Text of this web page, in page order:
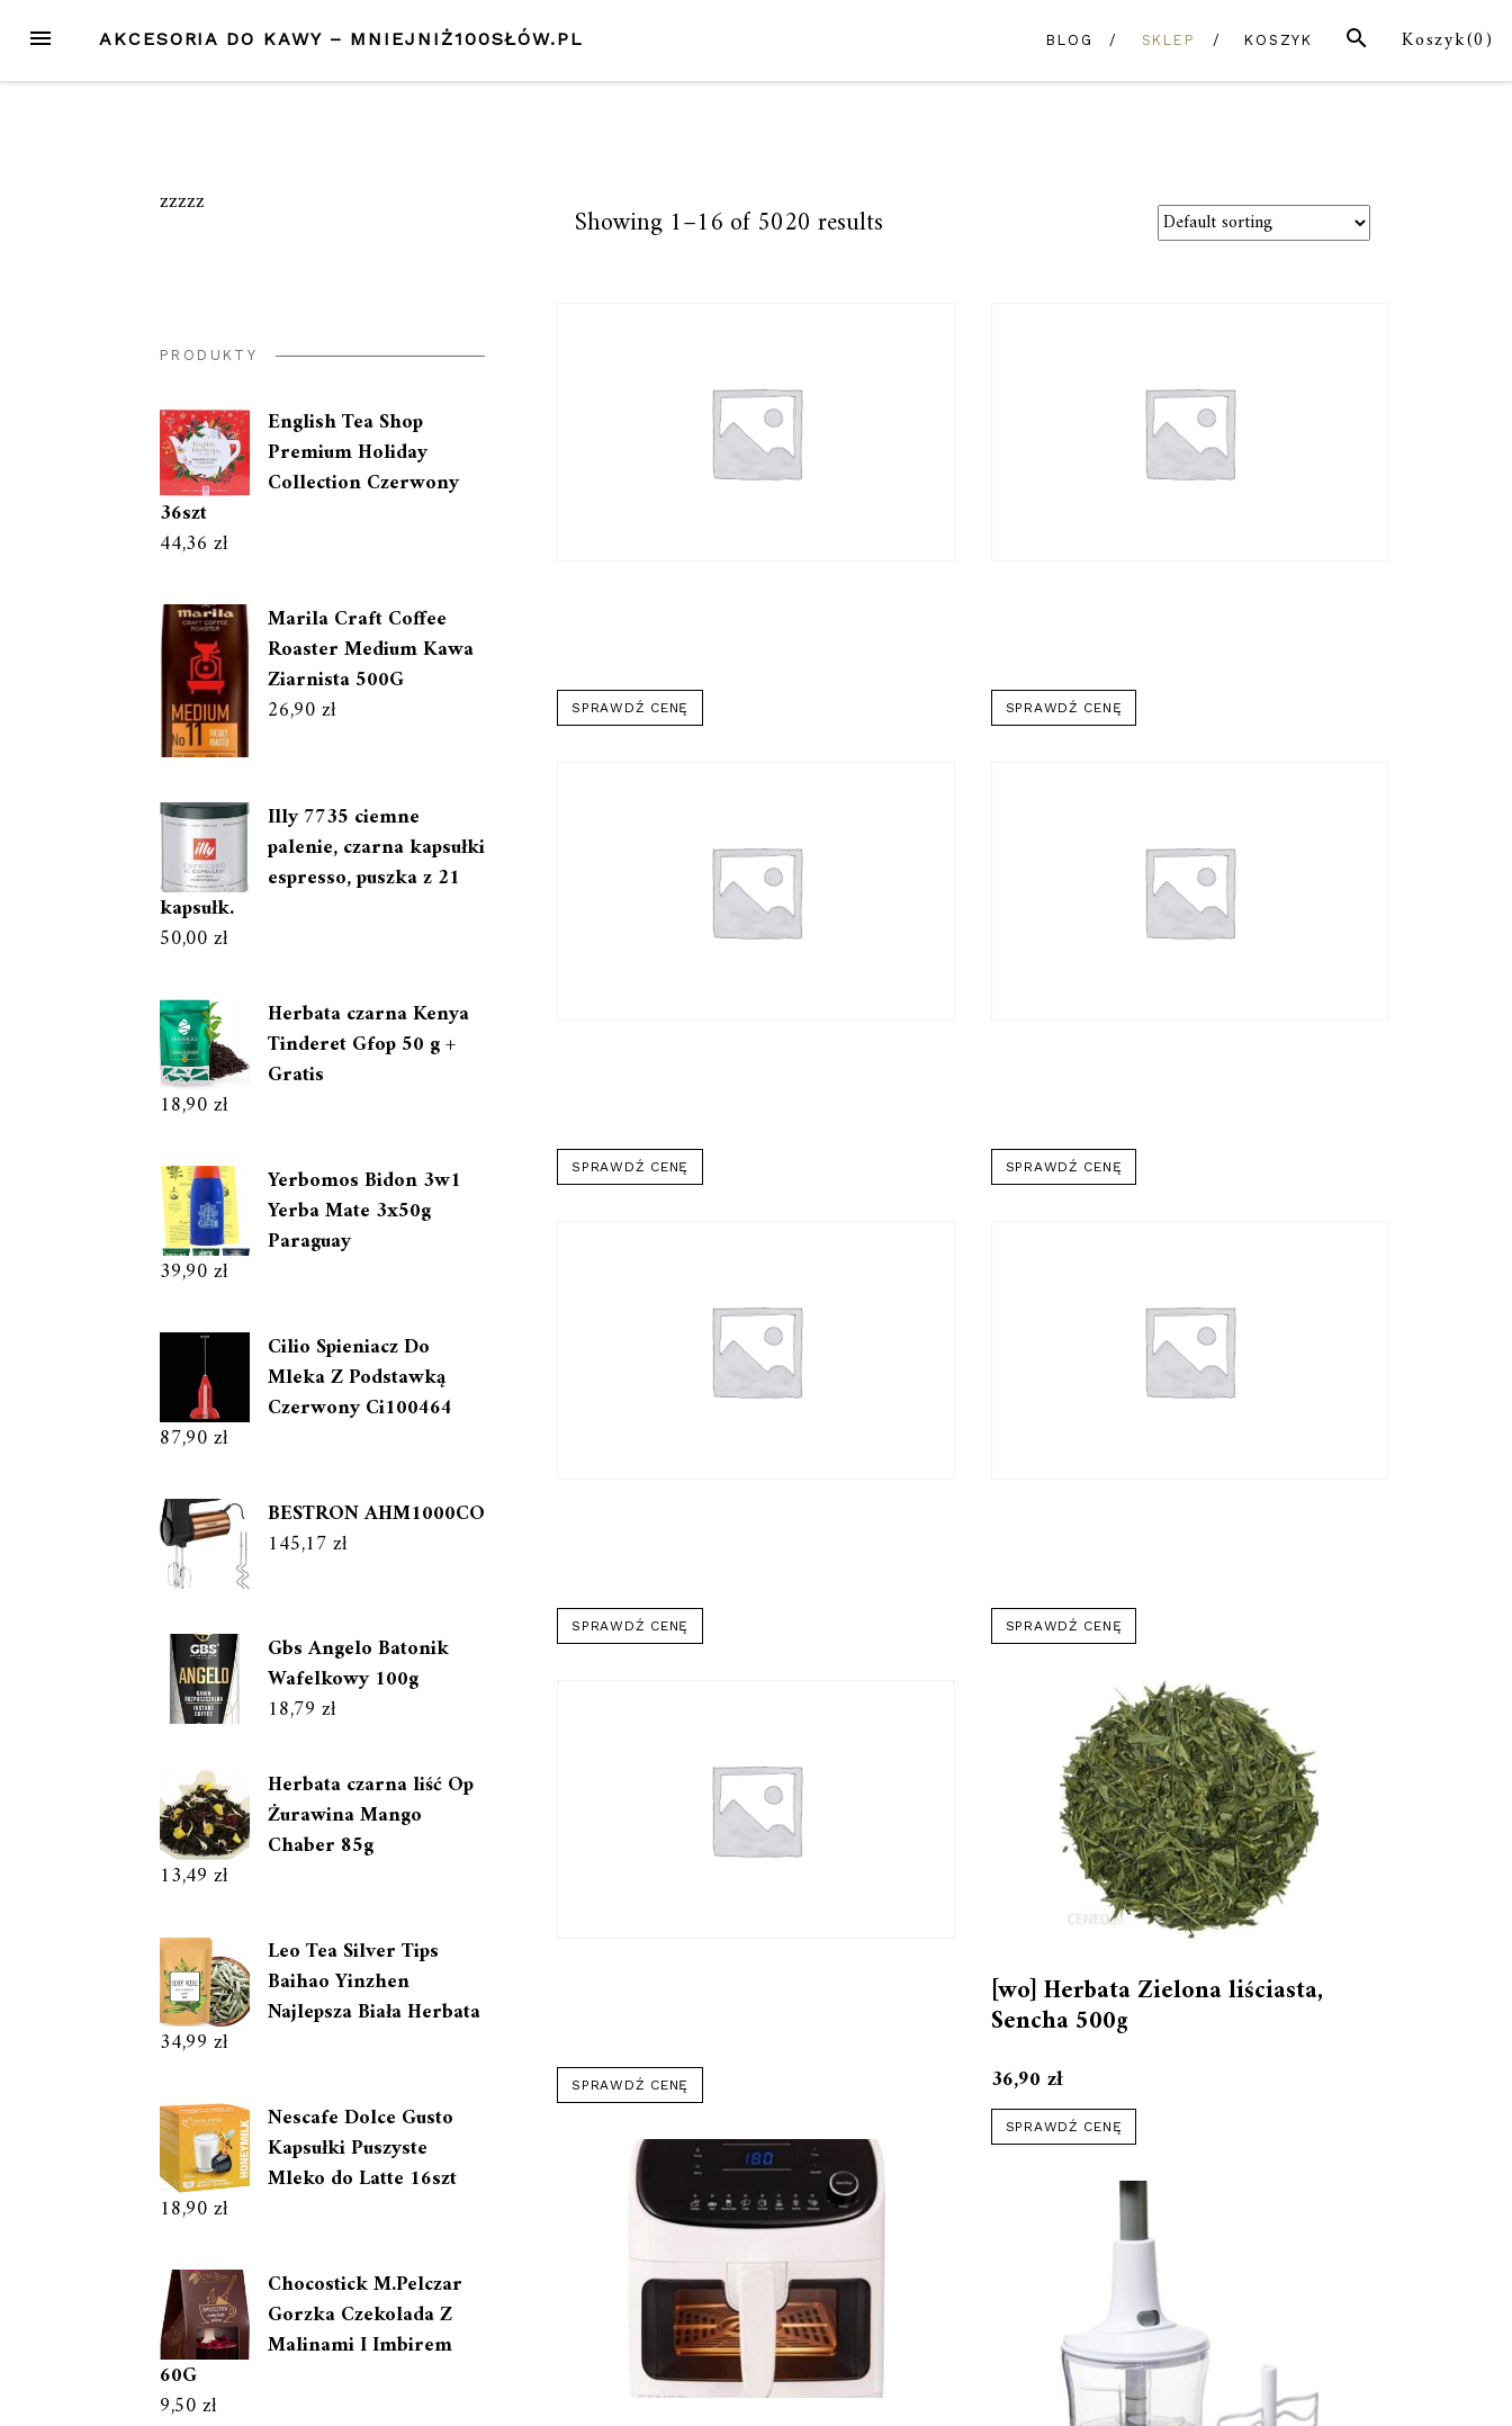
treści
MENU Koszyk(0)
SZUKAJ
AKCESORIA DO KAWY – MNIEJNIŻ100SŁÓW.PL BLOG SKLEP KOSZYK
Showing 1–16 of 5020 results
SPRAWDŹ CENĘ SPRAWDŹ CENĘ
SPRAWDŹ CENĘ SPRAWDŹ CENĘ
SPRAWDŹ CENĘ SPRAWDŹ CENĘ
SPRAWDŹ CENĘ
[wo] Herbata Zielona liściasta,
Sencha 500g
36,90 zł
SPRAWDŹ CENĘ
zzzzz
PRODUKTY
English Tea Shop
Premium Holiday
Collection Czerwony
36szt
44,36 zł
Marila Craft Coffee
Roaster Medium Kawa
Ziarnista 500G
26,90zł
Illy 7735 ciemne
palenie, czarna kapsułki
espresso, puszka z 21
kapsułk.
50,00zł
Herbata czarna Kenya
Tinderet Gfop 50 g +
Gratis
18,90zł
Yerbomos Bidon 3w1
Yerba Mate 3x50g
Paraguay
39,90zł
Cilio Spieniacz Do
Mleka Z Podstawką
Czerwony Ci100464
87,90zł
BESTRON AHM1000CO
145,17zł
Gbs Angelo Batonik
Wafelkowy 100g
18,79 zł
Herbata czarna liść Op
Żurawina Mango
Chaber 85g
13,49 zł
Leo Tea Silver Tips
Baihao Yinzhen
Najlepsza Biała Herbata
34,99 zł
Nescafe Dolce Gusto
Kapsułki Puszyste
Mleko do Latte 16szt
18,90zł
Chocostick M.Pelczar
Gorzka Czekolada Z
Malinami I Imbirem
60G
9,50zł